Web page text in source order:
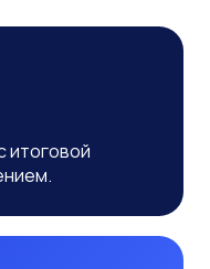
итоговой